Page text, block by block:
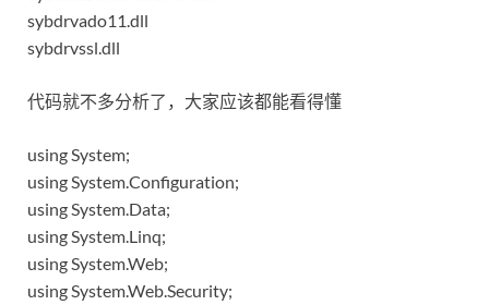
sybdrvado11.dll
sybdrvssl.dll
代码就不多分析了，大家应该都能看得懂
using System;
using System.Configuration;
using System.Data;
using System.Linq;
using System.Web;
using System.Web.Security;